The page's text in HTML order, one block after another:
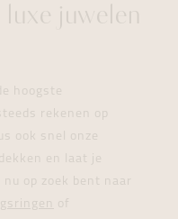
juwelen
hoogste
rekenen op
ook snel onze
en laat je
op zoek bent naar
of